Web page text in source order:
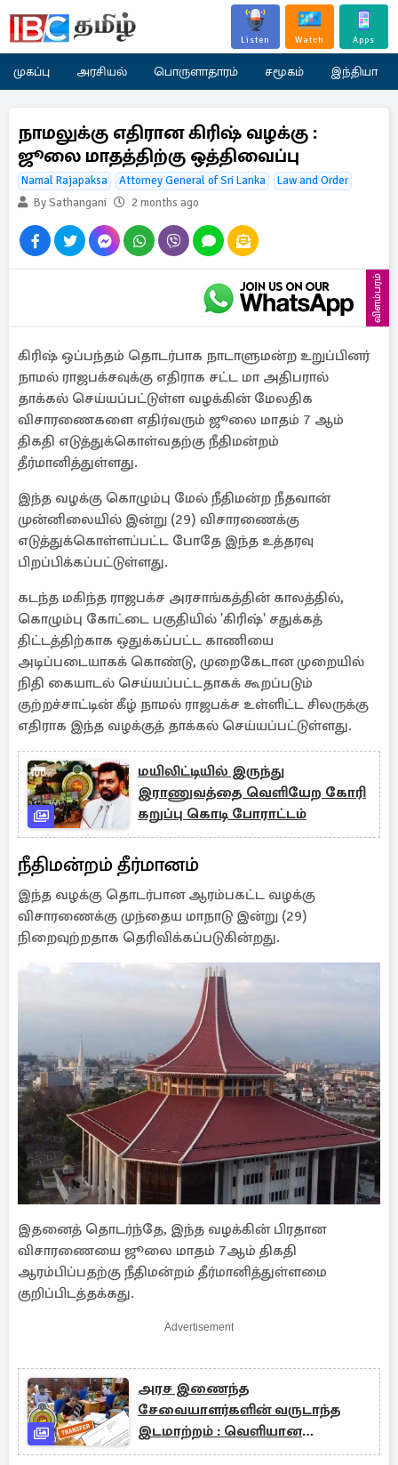
Listen Watch Apps
முகப்பு அரசியல் பொருளாதாரம் சமூகம் இந்தியா
நாமலுக்கு எதிரான கிரிஷ் வழக்கு :
ஜூலை மாதத்திற்கு ஒத்திவைப்பு
Namal Rajapaksa Attorney General of Sri Lanka
Law and Order
By Sathangani
2 months ago
விளம்பரம்
கிரிஷ் ஒப்பந்தம் தொடர்பாக நாடாளுமன்ற உறுப்பினர்
நாமல் ராஜபக்சவுக்கு எதிராக சட்ட மா அதிபரால்
தாக்கல் செய்யப்பட்டுள்ள வழக்கின் மேலதிக
விசாரணைகளை எதிர்வரும் ஜூலை மாதம் 7 ஆம்
திகதி எடுத்துக்கொள்வதற்கு நீதிமன்றம்
தீர்மானித்துள்ளது.
இந்த வழக்கு கொழும்பு மேல் நீதிமன்ற நீதவான்
முன்னிலையில் இன்று (29) விசாரணைக்கு
எடுத்துக்கொள்ளப்பட்ட போதே இந்த உத்தரவு
பிறப்பிக்கப்பட்டுள்ளது.
கடந்த மகிந்த ராஜபக்ச அரசாங்கத்தின் காலத்தில்,
கொழும்பு கோட்டை பகுதியில் 'கிரிஷ்' சதுக்கத்
திட்டத்திற்காக ஒதுக்கப்பட்ட காணியை
அடிப்படையாகக் கொண்டு, முறைகேடான முறையில்
நிதி கையாடல் செய்யப்பட்டதாகக் கூறப்படும்
குற்றச்சாட்டின் கீழ் நாமல் ராஜபக்ச உள்ளிட்ட சிலருக்கு
எதிராக இந்த வழக்குத் தாக்கல் செய்யப்பட்டுள்ளது.
மயிலிட்டியில் இருந்து
இராணுவத்தை வெளியேற கோரி
கறுப்பு கொடி போராட்டம்
நீதிமன்றம் தீர்மானம்
இந்த வழக்கு தொடர்பான ஆரம்பகட்ட வழக்கு
விசாரணைக்கு முந்தைய மாநாடு இன்று (29)
நிறைவுற்றதாக தெரிவிக்கப்படுகின்றது.
இதனைத் தொடர்ந்தே, இந்த வழக்கின் பிரதான
விசாரணையை ஜூலை மாதம் 7ஆம் திகதி
ஆரம்பிப்பதற்கு நீதிமன்றம் தீர்மானித்துள்ளமை
குறிப்பிடத்தக்கது.
Advertisement
அரச இணைந்த
சேவையாளர்களின் வருடாந்த
இடமாற்றம் : வெளியான
சுற்றறிக்கை